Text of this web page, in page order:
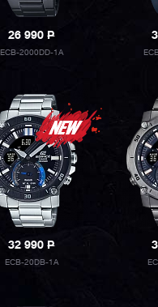
26 990P
ECB-2000DD-1A
32 990P
ECB-20DB-1A